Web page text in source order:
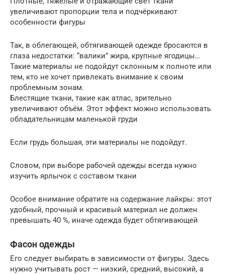
увеличивают пропорции тела и подчёркивают
особенности фигуры
Так, в облегающей, обтягивающей одежде бросаются в
глаза недостатки: “валики” жира, крупные ягодицы…
Такие материалы не подойдут склонным к полноте или
тем, кто не хочет привлекать внимание к своим
проблемным зонам.
Блестящие ткани, такие как атлас, зрительно
увеличивают объём. Этот эффект можно использовать
обладательницам маленькой груди
Если грудь большая, эти материалы не подойдут.
Словом, при выборе рабочей одежды всегда нужно
изучить ярлычок с составом ткани
Особое внимание обратите на содержание лайкры: этот
удобный, прочный и красивый материал не должен
превышать 40 %, иначе одежда будет обтягивающей
Фасон одежды
Его следует выбирать в зависимости от фигуры. Здесь
нужно учитывать рост — низкий, средний, высокий, а